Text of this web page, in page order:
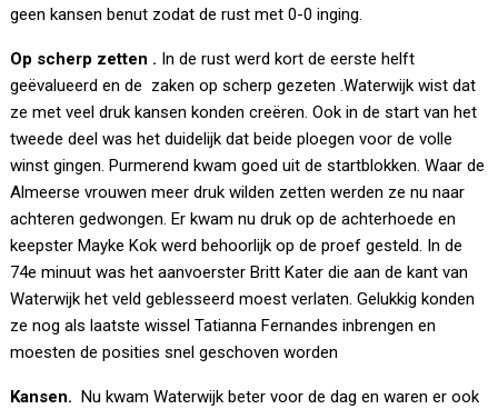
geen kansen benut zodat de rust met 0-0 inging.
Op scherp zetten . In de rust werd kort de eerste helft
geëvalueerd en de zaken op scherp gezeten .Waterwijk wist dat
ze met veel druk kansen konden creëren. Ook in de start van het
tweede deel was het duidelijk dat beide ploegen voor de volle
winst gingen. Purmerend kwam goed uit de startblokken. Waar de
Almeerse vrouwen meer druk wilden zetten werden ze nu naar
achteren gedwongen. Er kwam nu druk op de achterhoede en
keepster Mayke Kok werd behoorlijk op de proef gesteld. In de
74e minuut was het aanvoerster Britt Kater die aan de kant van
Waterwijk het veld geblesseerd moest verlaten. Gelukkig konden
ze nog als laatste wissel Tatianna Fernandes inbrengen en
moesten de posities snel geschoven worden
Kansen.Nu kwam Waterwijk beter voor de dag en waren er ook